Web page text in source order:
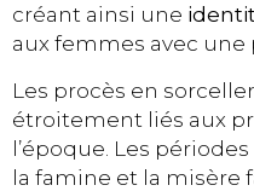
créant ainsi une
aux femmes avec
Les procès en
étroitement liés aux
l’époque. Les
la famine et la misère